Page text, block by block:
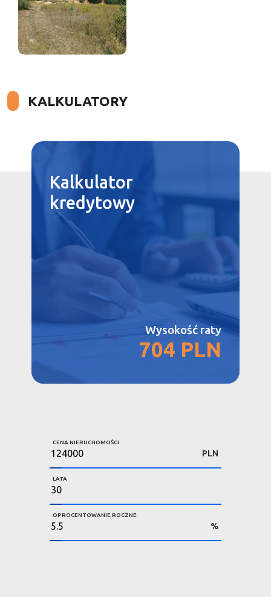
KALKULATORY
Kalkulator
kredytowy
Wysokość raty
704 PLN
CENA NIERUCHOMOŚCI
PLN
LATA
OPROCENTOWANIE ROCZNE
%